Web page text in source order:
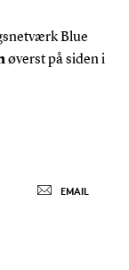
Blue
øverst på siden i
EMAIL